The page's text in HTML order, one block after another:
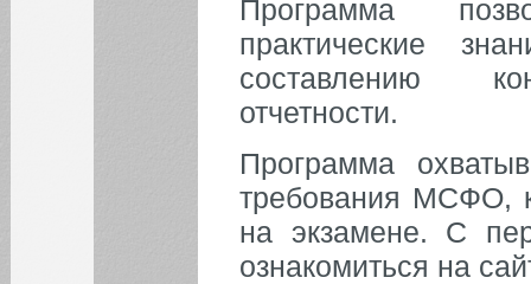
Август Сен
1 2
7 8 9
Программа
практические
составлению
отчетности.
Программа
требования МСФО,
на экзамене. С
ознакомиться на